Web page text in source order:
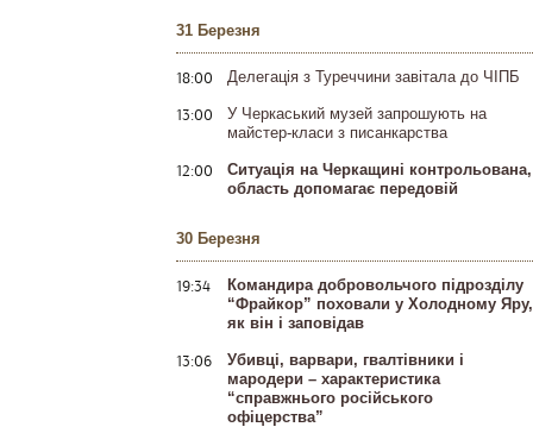
31 Березня
18:00 Делегація з Туреччини завітала до ЧІПБ
13:00
У Черкаський музей запрошують на
майстер-класи з писанкарства
12:00
Ситуація на Черкащині контрольована,
область допомагає передовій
30 Березня
19:34
Командира добровольчого підрозділу
“Фрайкор” поховали у Холодному Яру,
як він і заповідав
13:06
Убивці, варвари, гвалтівники і
мародери – характеристика
“справжнього російського
офіцерства”